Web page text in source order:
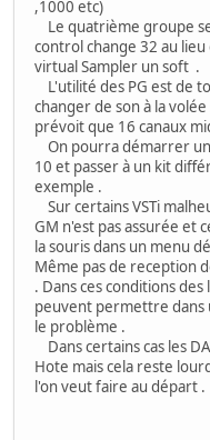
,1000 etc)
Le quatrième groupe
control change 32 au lieu
virtual Sampler un soft .
L'utilité des PG est de
changer de son à la
prévoit que 16 canaux
On pourra démarrer
10 et passer à un kit
exemple .
Sur certains VSTi
GM n'est pas assurée et
la souris dans un menu
Même pas de reception
. Dans ces conditions
peuvent permettre
le problème .
Dans certains cas les
Hote mais cela reste
l'on veut faire au départ .